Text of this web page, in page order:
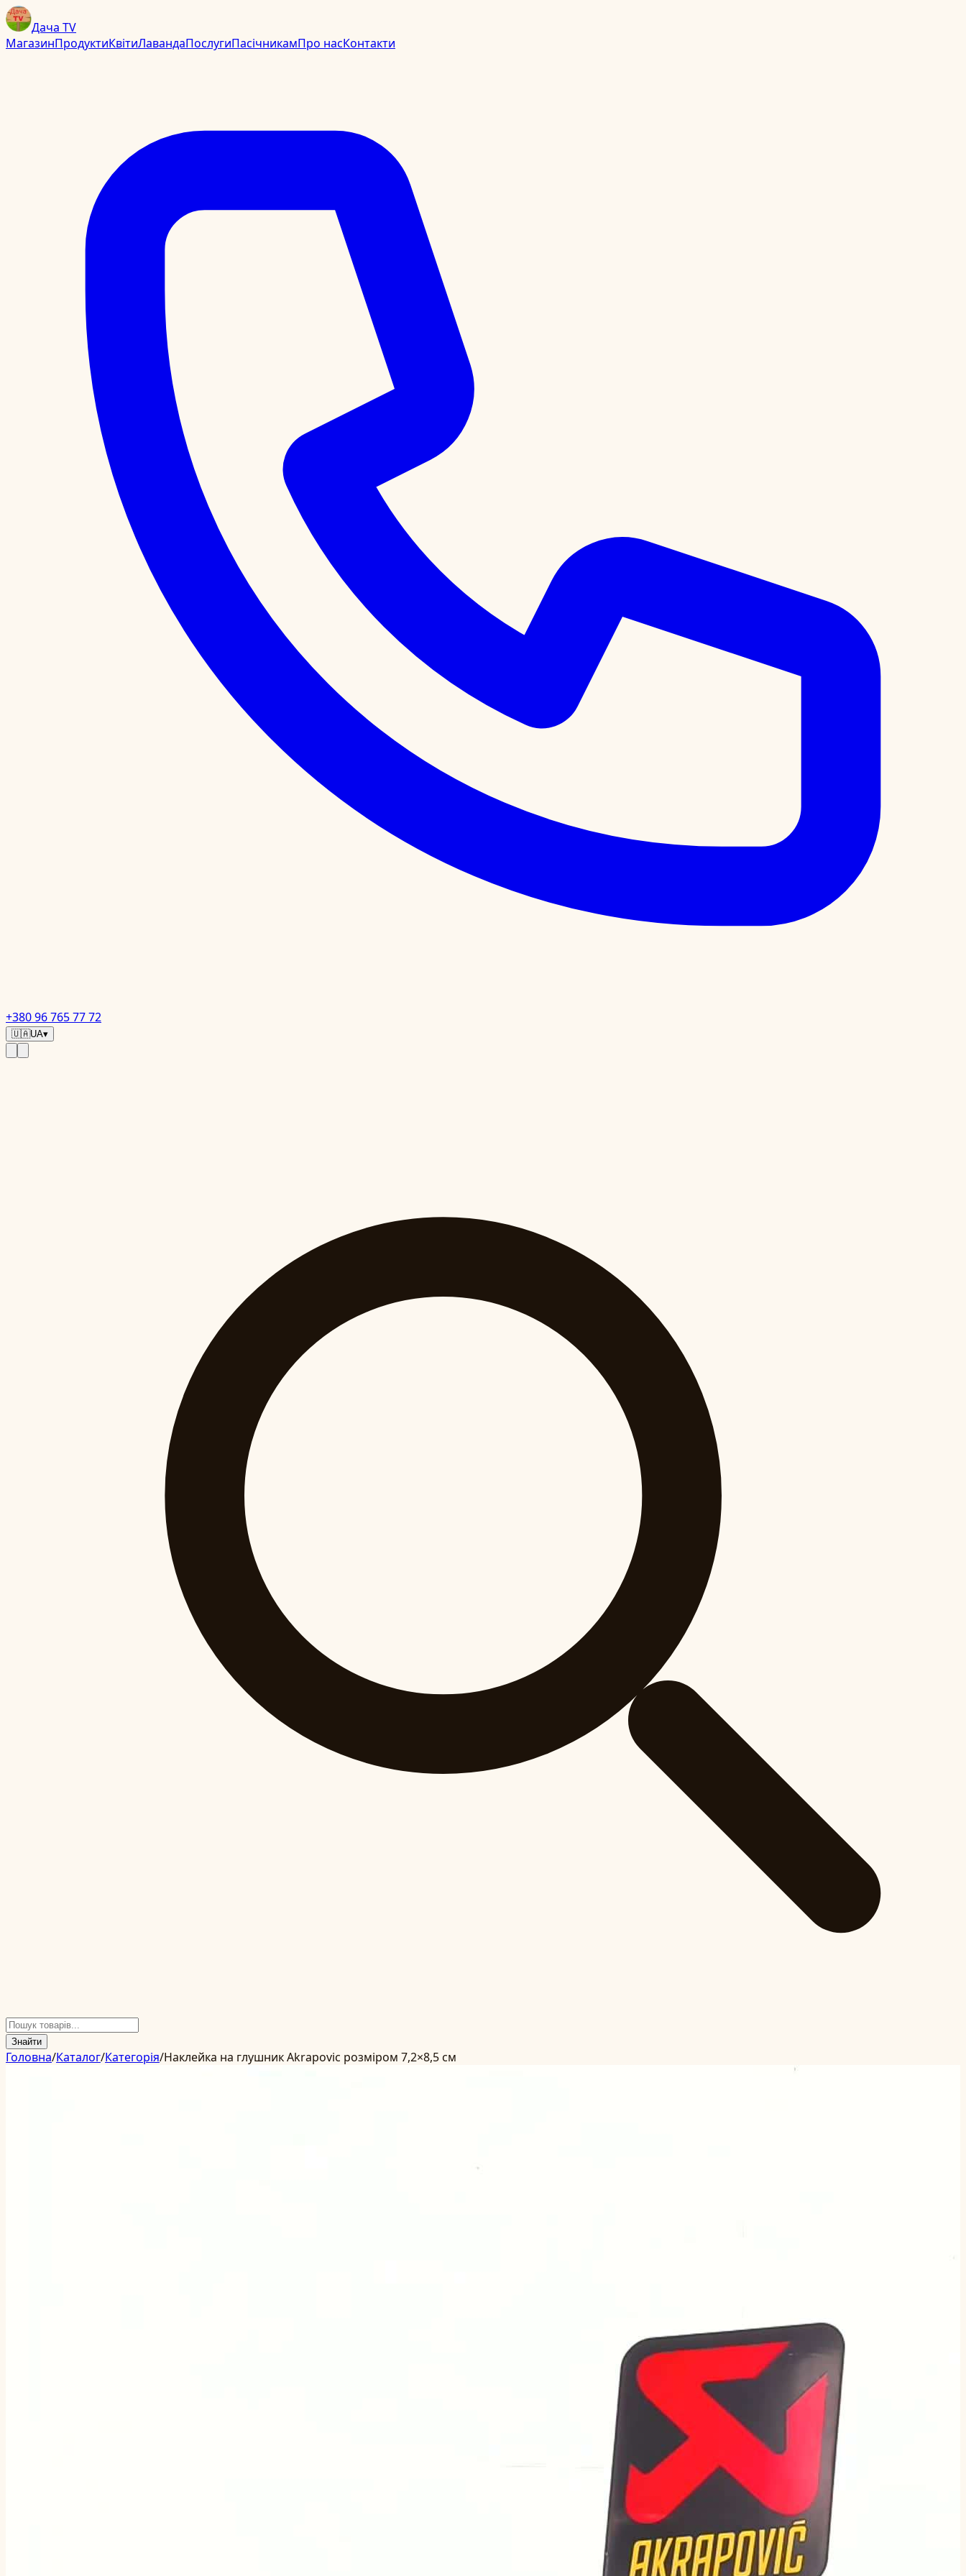
Дача TV
МагазинПродуктиКвітиЛавандаПослугиПасічникамПро насКонтакти
+380 96 765 77 72
🇺🇦UA▾
Знайти
Головна/Каталог/Категорія/Наклейка на глушник Akrapovic розміром 7,2×8,5 см